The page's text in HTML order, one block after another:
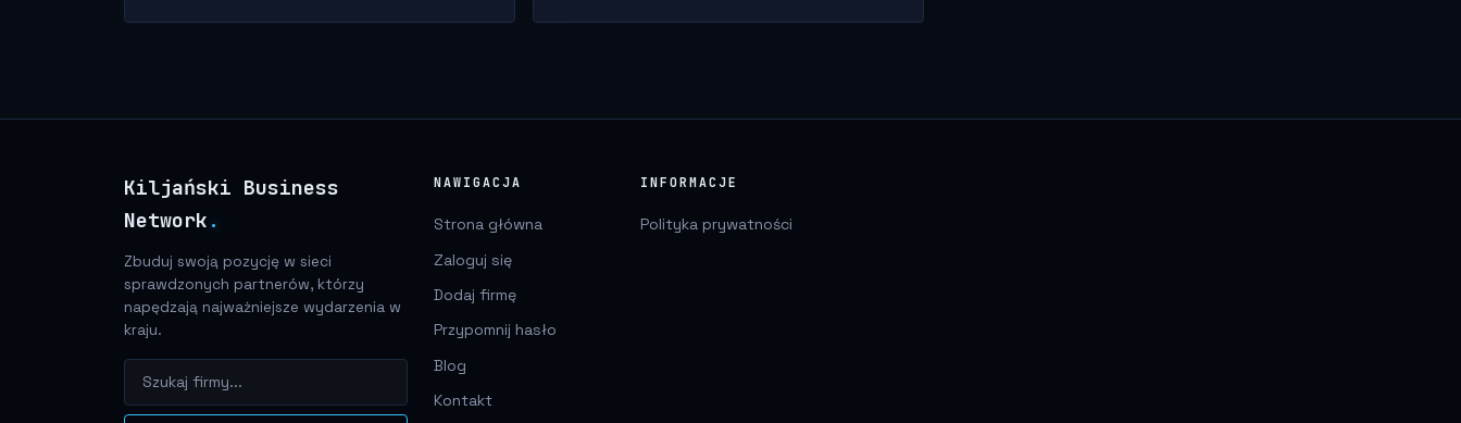
Kiljański Business
Network .
Zbuduj swoją pozycję w sieci
sprawdzonych partnerów, którzy
napędzają najważniejsze wydarzenia w
kraju.
NAWIGACJA
Strona główna
Zaloguj się
Dodaj firmę
Przypomnij hasło
Blog
Kontakt
INFORMACJE
Polityka prywatności